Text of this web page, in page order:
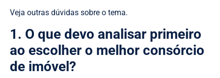
Veja outras dúvidas sobre o tema.
1. O que devo analisar primeiro
ao escolher o melhor consórcio
de imóvel?